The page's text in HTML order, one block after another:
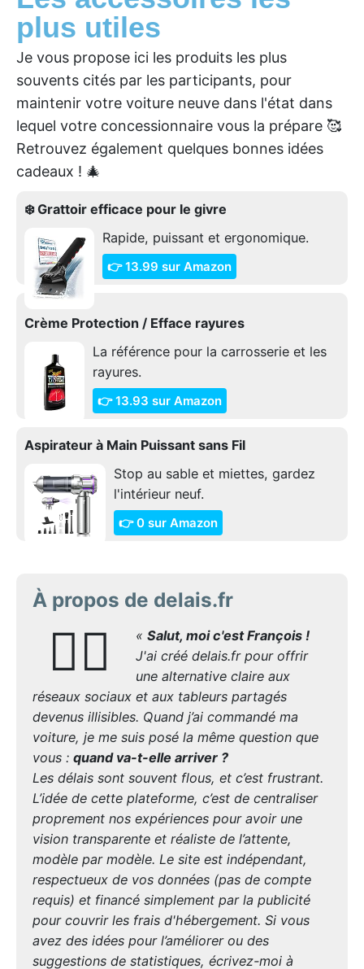
plus utiles
Je vous propose ici les produits les plus
souvents cités par les participants, pour
maintenir votre voiture neuve dans l'état dans
lequel votre concessionnaire vous la prépare 🥰
Retrouvez également quelques bonnes idées
cadeaux ! 🎄
❄️ Grattoir efficace pour le givre
Rapide, puissant et ergonomique.
👉 13.99 sur Amazon
Crème Protection / Efface rayures
La référence pour la carrosserie et les
rayures.
👉 13.93 sur Amazon
Aspirateur à Main Puissant sans Fil
Stop au sable et miettes, gardez
l'intérieur neuf.
👉 0 sur Amazon
À propos de delais.fr
🙋‍♂️ « Salut, moi c'est François !
J'ai créé delais.fr pour offrir
une alternative claire aux
réseaux sociaux et aux tableurs partagés
devenus illisibles. Quand j’ai commandé ma
voiture, je me suis posé la même question que
vous : quand va-t-elle arriver ?
Les délais sont souvent flous, et c’est frustrant.
L’idée de cette plateforme, c’est de centraliser
proprement nos expériences pour avoir une
vision transparente et réaliste de l’attente,
modèle par modèle. Le site est indépendant,
respectueux de vos données (pas de compte
requis) et financé simplement par la publicité
pour couvrir les frais d'hébergement. Si vous
avez des idées pour l’améliorer ou des
suggestions de statistiques, écrivez-moi à